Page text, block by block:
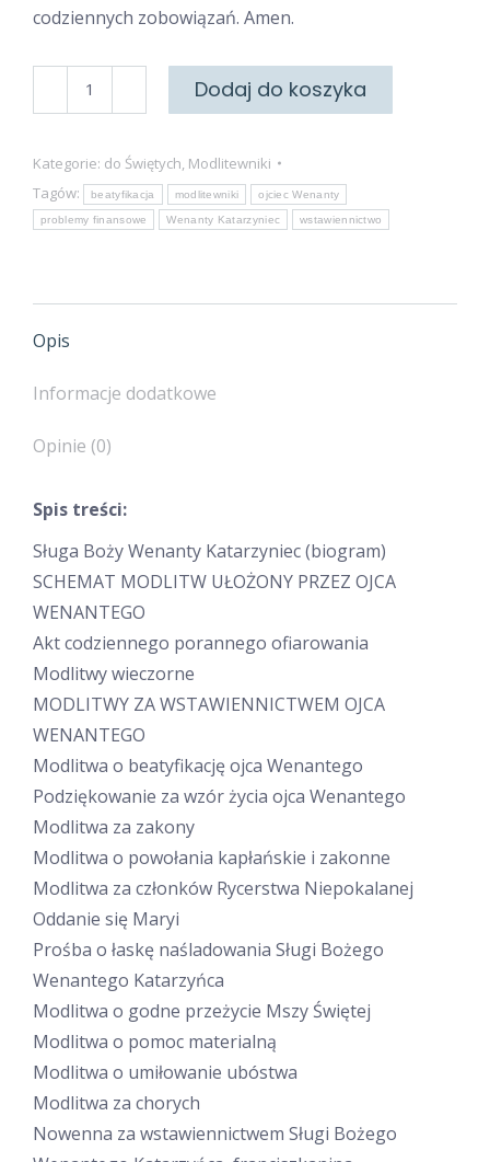
codziennych zobowiązań. Amen.
Modlitewnik
wstawiennictwem
Ojca
Wenantego
Dodaj do koszyka
Kategorie: do Świętych Modlitewniki
Tagów:
beatyfikacja modlitewniki ojciec Wenanty
problemy finansowe Wenanty Katarzyniec wstawiennictwo
Opis
Informacje dodatkowe
Opinie (0)
Spis treści:
Sługa Boży Wenanty Katarzyniec (biogram)
SCHEMAT MODLITW UŁOŻONY PRZEZ OJCA
WENANTEGO
Akt codziennego porannego ofiarowania
Modlitwy wieczorne
MODLITWY ZA WSTAWIENNICTWEM OJCA
WENANTEGO
Modlitwa o beatyfikację ojca Wenantego
Podziękowanie za wzór życia ojca Wenantego
Modlitwa za zakony
Modlitwa o powołania kapłańskie i zakonne
Modlitwa za członków Rycerstwa Niepokalanej
Oddanie się Maryi
Prośba o łaskę naśladowania Sługi Bożego
Wenantego Katarzyńca
Modlitwa o godne przeżycie Mszy Świętej
Modlitwa o pomoc materialną
Modlitwa o umiłowanie ubóstwa
Modlitwa za chorych
Nowenna za wstawiennictwem Sługi Bożego